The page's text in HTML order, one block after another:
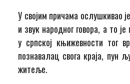
У својим причама ослушкивао
и звук народног говора, а то
у српској књижевности тог
познавалац свога краја, пун
житеље.